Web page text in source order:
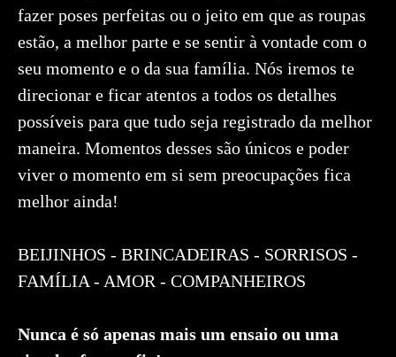
fazer poses perfeitas ou o jeito em que as roupas
estão, a melhor parte e se sentir à vontade com o
seu momento e o da sua família. Nós iremos te
direcionar e ficar atentos a todos os detalhes
possíveis para que tudo seja registrado da melhor
maneira. Momentos desses são únicos e poder
viver o momento em si sem preocupações fica
melhor ainda!
BEIJINHOS - BRINCADEIRAS - SORRISOS -
FAMÍLIA - AMOR - COMPANHEIROS
Nunca é só apenas mais um ensaio ou uma